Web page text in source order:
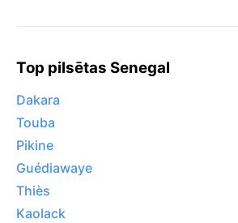
Top pilsētas Senegal
Dakara
Touba
Pikine
Guédiawaye
Thiès
Kaolack